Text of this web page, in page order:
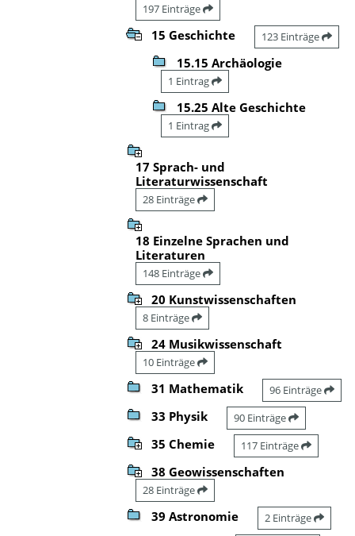
197 Einträge
15 Geschichte 123 Einträge
15.15 Archäologie
1 Eintrag
15.25 Alte Geschichte
1 Eintrag
17 Sprach- und
Literaturwissenschaft
28 Einträge
18 Einzelne Sprachen und
Literaturen
148 Einträge
20 Kunstwissenschaften
8 Einträge
24 Musikwissenschaft
10 Einträge
31 Mathematik 96 Einträge
33 Physik 90 Einträge
35 Chemie 117 Einträge
38 Geowissenschaften
28 Einträge
39 Astronomie 2 Einträge